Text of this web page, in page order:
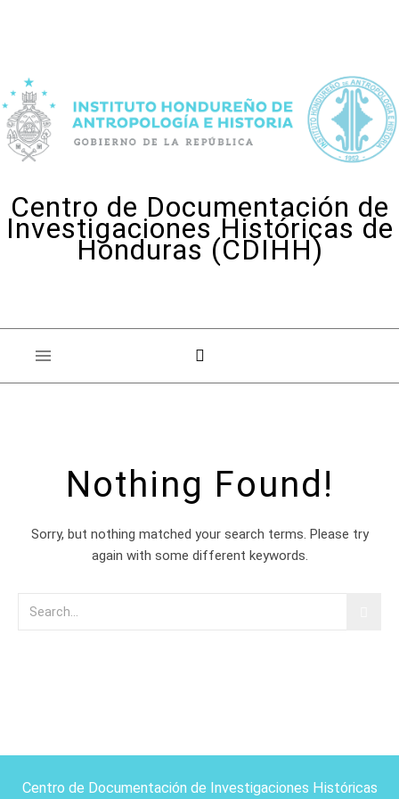
Centro de Documentación de
Investigaciones Históricas de
Honduras (CDIHH)
Nothing Found!
Sorry, but nothing matched your search terms. Please try
again with some different keywords.
Centro de Documentación de Investigaciones Históricas